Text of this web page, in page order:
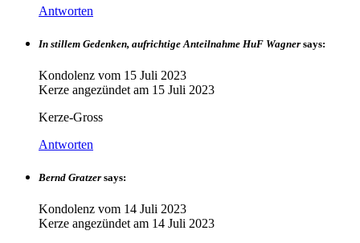
Antworten
In stillem Gedenken, aufrichtige Anteilnahme HuF Wagner says:
Kondolenz vom 15 Juli 2023
Kerze angezündet am 15 Juli 2023
Kerze-Gross
Antworten
Bernd Gratzer says:
Kondolenz vom 14 Juli 2023
Kerze angezündet am 14 Juli 2023